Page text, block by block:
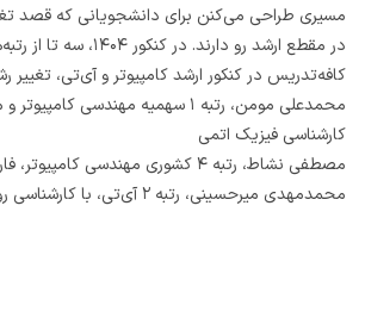
مسیری طراحی می‌کنن برای دانشجویانی که قصد
در مقطع ارشد رو دارند. در
کافه‌تدریس در کنکور ارشد کامپیوتر و آی‌تی، تغییر
محمدعلی مومن، رتبه ۱ سهمیه مهندسی
کارشناسی فیزیک اتمی
مصطفی نشاط، رتبه ۴ کشوری مهندسی کامپیوتر، فارغ‌التحصیل پزشکی
محمدمهدی میرحسینی، رتبه ۲ آی‌تی، با کارشناسی روانشناسی